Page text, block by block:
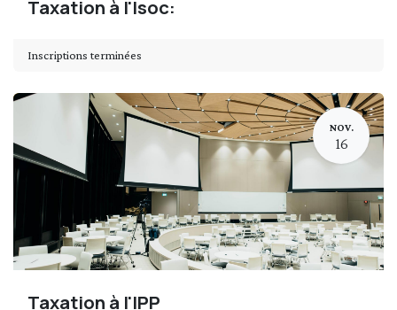
Taxation à l'Isoc:
Inscriptions terminées
NOV.
16
Taxation à l'IPP